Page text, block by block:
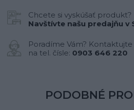
Chcete si vyskúšať produkt?
Navštívte našu predajňu v
Poradíme Vám? Kontaktujte
na tel. čísle: 0903 646 220
PODOBNÉ